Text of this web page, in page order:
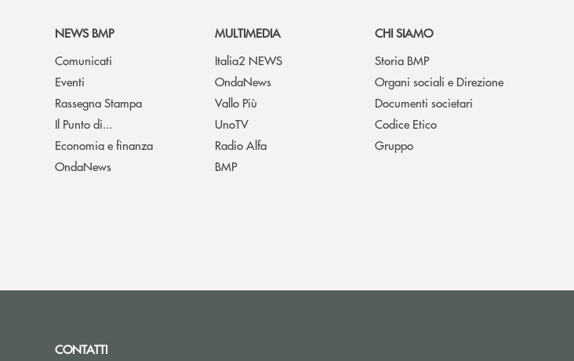
NEWS BMP
Comunicati
Eventi
Rassegna Stampa
Il Punto di...
Economia e finanza
OndaNews
MULTIMEDIA
Italia2 NEWS
OndaNews
Vallo Più
UnoTV
Radio Alfa
BMP
CHI SIAMO
Storia BMP
Organi sociali e Direzione
Documenti societari
Codice Etico
Gruppo
CONTATTI